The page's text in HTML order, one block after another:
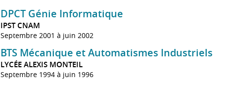
DPCT Génie Informatique
IPST CNAM
Septembre 2001 à juin 2002
BTS Mécanique et Automatismes Industriels
LYCÉE ALEXIS MONTEIL
Septembre 1994 à juin 1996